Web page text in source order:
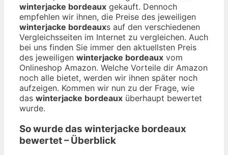
winterjacke bordeaux gekauft. Dennoch
empfehlen wir ihnen, die Preise des jeweiligen
winterjacke bordeauxs auf den verschiedenen
Vergleichsseiten im Internet zu vergleichen. Auch
bei uns finden Sie immer den aktuellsten Preis
des jeweiligen winterjacke bordeaux vom
Onlineshop Amazon. Welche Vorteile dir Amazon
noch alle bietet, werden wir ihnen später noch
aufzeigen. Kommen wir nun zu der Frage, wie
das winterjacke bordeaux überhaupt bewertet
wurde.
So wurde das winterjacke bordeaux
bewertet – Überblick